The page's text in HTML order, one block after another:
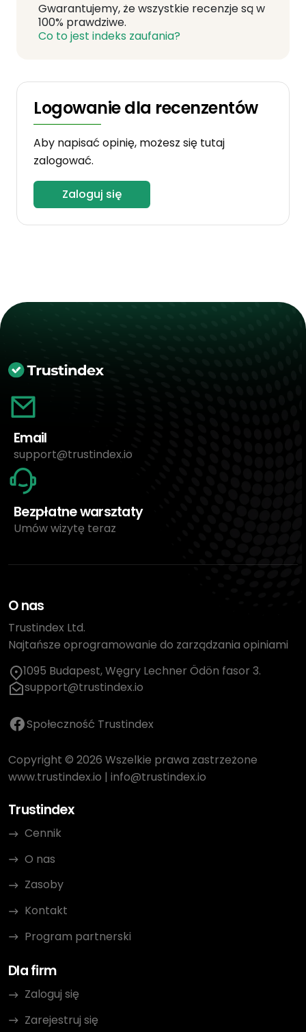
Gwarantujemy, że wszystkie recenzje są w
100% prawdziwe.
Co to jest indeks zaufania?
Logowanie dla recenzentów
Aby napisać opinię, możesz się tutaj
zalogować.
Zaloguj się
Email
support@trustindex.io
Bezpłatne warsztaty
Umów wizytę teraz
O nas
Trustindex Ltd.
Najtańsze oprogramowanie do zarządzania opiniami
1095 Budapest, Węgry Lechner Ödön fasor 3.
support@trustindex.io
Społeczność Trustindex
Copyright © 2026 Wszelkie prawa zastrzeżone
www.trustindex.io | info@trustindex.io
Trustindex
Cennik
O nas
Zasoby
Kontakt
Program partnerski
Dla firm
Zaloguj się
Zarejestruj się